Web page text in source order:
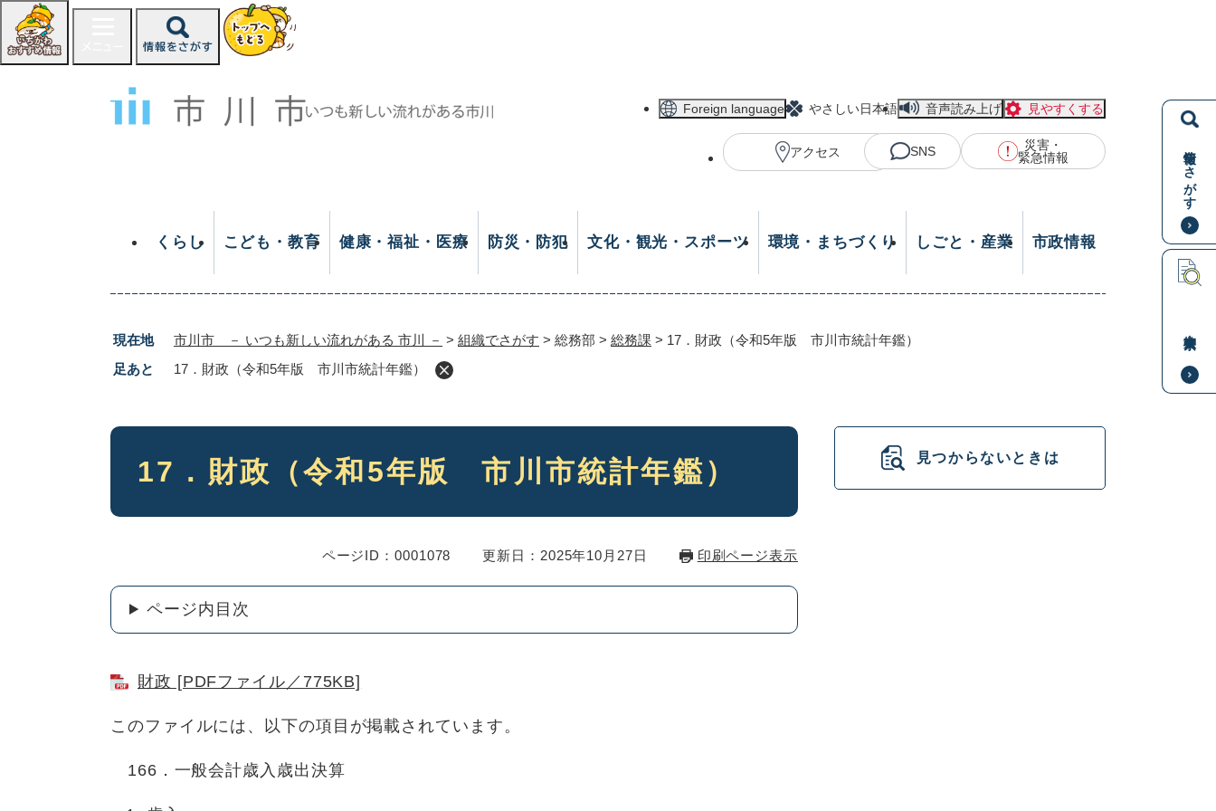
ジ
情報をさがす
Foreign language やさしい日本語 音声読み上げ 見やすくする
アクセス SNS
災害・
緊急情報
くらし こども・教育 健康・福祉・医療 防災・防犯 文化・観光・スポーツ 環境・まちづくり しごと・産業 市政情報
現在地 市川市 － いつも新しい流れがある 市川 － > 組織でさがす > 総務部 > 総務課 > 17．財政（令和5年版 市川市統計年鑑）
足あと
17．財政（令和5年版 市川市統計年鑑）
本
17．財政（令和5年版 市川市統計年鑑）
ページID：0001078 更新日：2025年10月27日 印刷ページ表示
ページ内目次
財政 [PDFファイル／775KB]
このファイルには、以下の項目が掲載されています。
166．一般会計歳入歳出決算
見つからないときは